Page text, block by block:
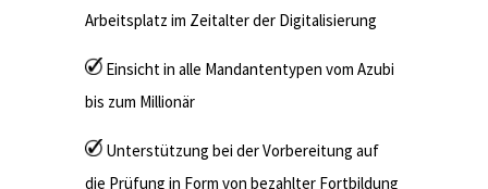
Arbeitsplatz im Zeitalter der Digitalisierung
Einsicht in alle Mandantentypen vom Azubi
bis zum Millionär
Unterstützung bei der Vorbereitung auf
die Prüfung in Form von bezahlter Fortbildung